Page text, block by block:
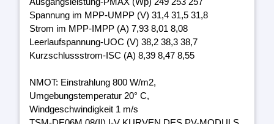
Spannung im MPP-UMPP (V) 31,4 31,5 31,8
Strom im MPP-IMPP (A) 7,93 8,01 8,08
Leerlaufspannung-UOC (V) 38,2 38,3 38,7
Kurzschlussstrom-ISC (A) 8,39 8,47 8,55
NMOT: Einstrahlung 800 W/m2,
Umgebungstemperatur 20° C,
Windgeschwindigkeit 1 m/s